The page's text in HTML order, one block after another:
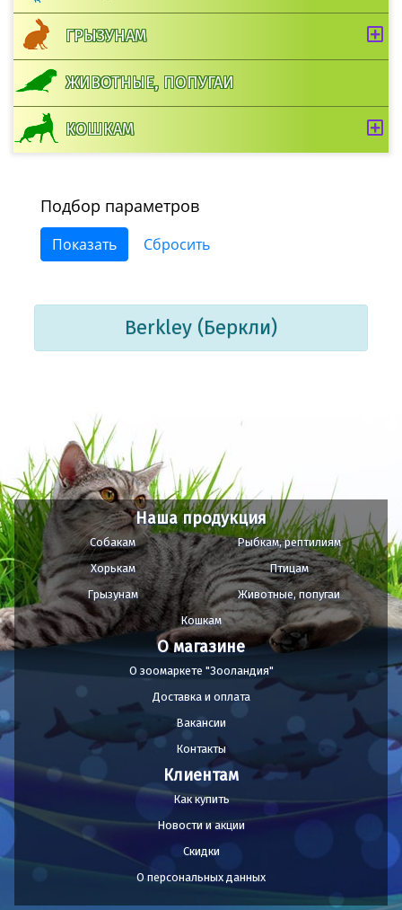
ГРЫЗУНАМ
ЖИВОТНЫЕ, ПОПУГАИ
КОШКАМ
Подбор параметров
Berkley (Беркли)
Наша продукция
Собакам
Рыбкам, рептилиям
Хорькам
Птицам
Грызунам
Животные, попугаи
Кошкам
О магазине
О зоомаркете "Зооландия"
Доставка и оплата
Вакансии
Контакты
Клиентам
Как купить
Новости и акции
Скидки
О персональных данных